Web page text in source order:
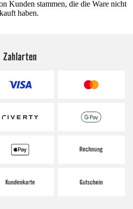
Kunden stammen, die die Ware nicht
haben.
Zahlarten